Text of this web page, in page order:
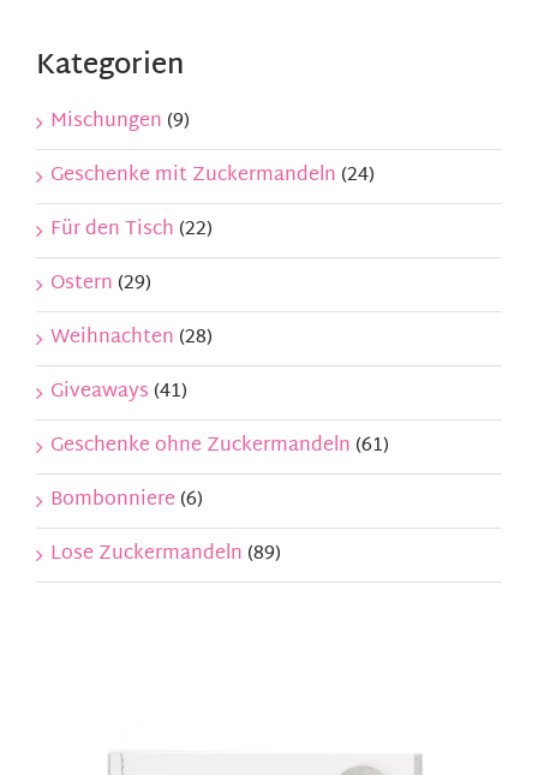
Kontakt
Mein Konto
Warenkorb
Kategorien
Mischungen (9)
Geschenke mit Zuckermandeln (24)
Für den Tisch (22)
Ostern (29)
Weihnachten (28)
Giveaways (41)
Geschenke ohne Zuckermandeln (61)
Bombonniere (6)
Lose Zuckermandeln (89)